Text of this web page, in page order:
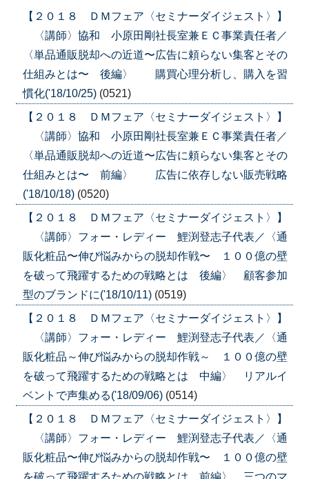
【２０１８ ＤＭフェア〈セミナーダイジェスト〉】
〈講師〉協和 小原田剛社長室兼ＥＣ事業責任者／
〈単品通販脱却への近道〜広告に頼らない集客とその
仕組みとは〜 後編〉 購買心理分析し、購入を習
慣化('18/10/25) (0521)
【２０１８ ＤＭフェア〈セミナーダイジェスト〉】
〈講師〉協和 小原田剛社長室兼ＥＣ事業責任者／
〈単品通販脱却への近道〜広告に頼らない集客とその
仕組みとは〜 前編〉 広告に依存しない販売戦略
('18/10/18) (0520)
【２０１８ ＤＭフェア〈セミナーダイジェスト〉】
〈講師〉フォー・レディー 鯉渕登志子代表／〈通
販化粧品〜伸び悩みからの脱却作戦〜 １００億の壁
を破って飛躍するための戦略とは 後編〉 顧客参加
型のブランドに('18/10/11) (0519)
【２０１８ ＤＭフェア〈セミナーダイジェスト〉】
〈講師〉フォー・レディー 鯉渕登志子代表／〈通
販化粧品～伸び悩みからの脱却作戦～ １００億の壁
を破って飛躍するための戦略とは 中編〉 リアルイ
ベントで声集める('18/09/06) (0514)
【２０１８ ＤＭフェア〈セミナーダイジェスト〉】
〈講師〉フォー・レディー 鯉渕登志子代表／〈通
販化粧品〜伸び悩みからの脱却作戦〜 １００億の壁